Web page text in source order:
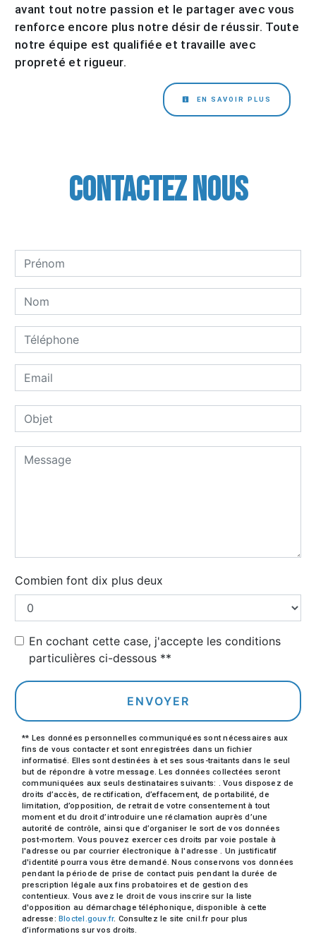
avant tout notre passion et le partager avec vous
renforce encore plus notre désir de réussir. Toute
notre équipe est qualifiée et travaille avec
propreté et rigueur.
EN SAVOIR PLUS
Contactez nous
Combien font dix plus deux
En cochant cette case, j'accepte les conditions
particulières ci-dessous **
ENVOYER
** Les données personnelles communiquées sont nécessaires aux
fins de vous contacter et sont enregistrées dans un fichier
informatisé. Elles sont destinées à et ses sous-traitants dans le seul
but de répondre à votre message. Les données collectées seront
communiquées aux seuls destinataires suivants: . Vous disposez de
droits d’accès, de rectification, d’effacement, de portabilité, de
limitation, d’opposition, de retrait de votre consentement à tout
moment et du droit d’introduire une réclamation auprès d’une
autorité de contrôle, ainsi que d’organiser le sort de vos données
post-mortem. Vous pouvez exercer ces droits par voie postale à
l'adresse ou par courrier électronique à l'adresse . Un justificatif
d'identité pourra vous être demandé. Nous conservons vos données
pendant la période de prise de contact puis pendant la durée de
prescription légale aux fins probatoires et de gestion des
contentieux. Vous avez le droit de vous inscrire sur la liste
d'opposition au démarchage téléphonique, disponible à cette
adresse:Bloctel.gouv.fr. Consultez le site cnil.fr pour plus
d’informations sur vos droits.